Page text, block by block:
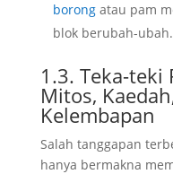
borong atau pam
blok berubah-ubah.
1.3. Teka-teki
Mitos,
Kelembapan
Salah tanggapan
hanya bermakna